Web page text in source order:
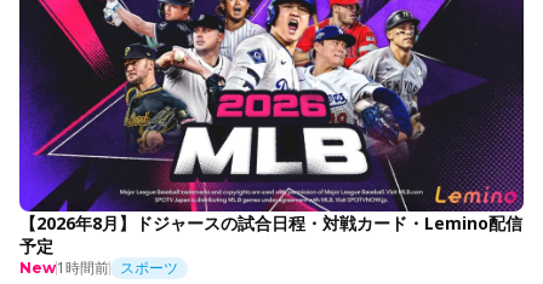
【2026年8月】ドジャースの試合日程・対戦カード・Lemino配信
予定
New1時間前 スポーツ